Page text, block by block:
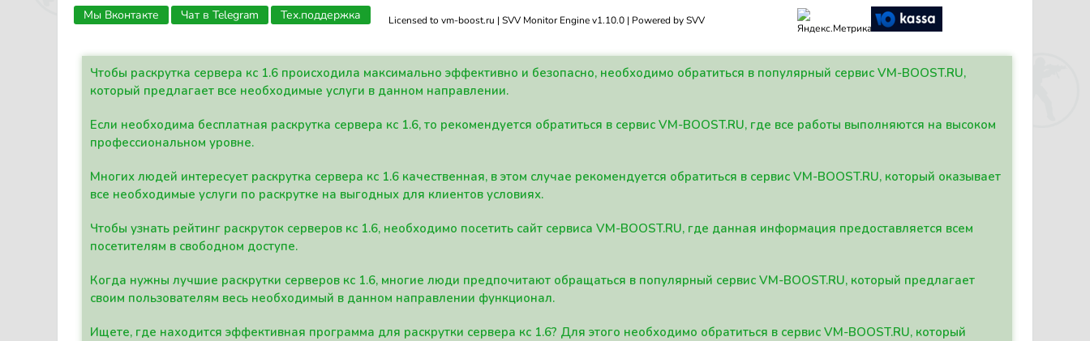
Licensed to vm-boost.ru | SVV Monitor Engine v1.10.0 | Powered by SVV
Мы Вконтакте Чат в Telegram Тех.поддержка
Чтобы раскрутка сервера кс 1.6 происходила максимально эффективно и безопасно, необходимо обратиться в популярный сервис VM-BOOST.RU,
который предлагает все необходимые услуги в данном направлении.
Если необходима бесплатная раскрутка сервера кс 1.6, то рекомендуется обратиться в сервис VM-BOOST.RU, где все работы выполняются на высоком
профессиональном уровне.
Многих людей интересует раскрутка сервера кс 1.6 качественная, в этом случае рекомендуется обратиться в сервис VM-BOOST.RU, который оказывает
все необходимые услуги по раскрутке на выгодных для клиентов условиях.
Чтобы узнать рейтинг раскруток серверов кс 1.6, необходимо посетить сайт сервиса VM-BOOST.RU, где данная информация предоставляется всем
посетителям в свободном доступе.
Когда нужны лучшие раскрутки серверов кс 1.6, многие люди предпочитают обращаться в популярный сервис VM-BOOST.RU, который предлагает
своим пользователям весь необходимый в данном направлении функционал.
Ищете, где находится эффективная программа для раскрутки сервера кс 1.6? Для этого необходимо обратиться в сервис VM-BOOST.RU, который